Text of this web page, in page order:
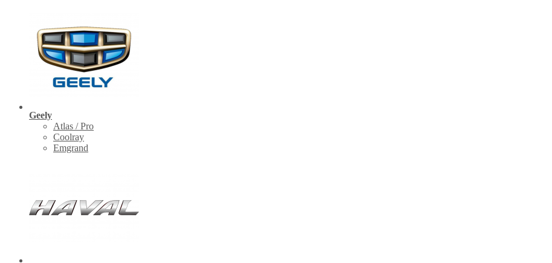
Geely
Atlas / Pro
Coolray
Emgrand